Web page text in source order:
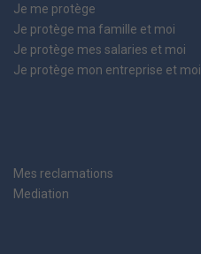
Je me protège
Je protège ma famille et moi
Je protège mes salaries et moi
Je protège mon entreprise et moi
Mes reclamations
Mediation